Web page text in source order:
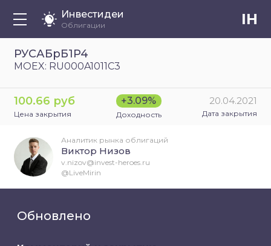
Инвестидеи
Облигации IH
РУСАБрБ1P4
MOEX: RU000A1011C3
100.66 руб
Цена закрытия
+3.09%
Доходность
20.04.2021
Дата закрытия
Обновлено
Аналитик рынка облигаций
Виктор Низов
v.nizov@invest-heroes.ru
@LiveMirin